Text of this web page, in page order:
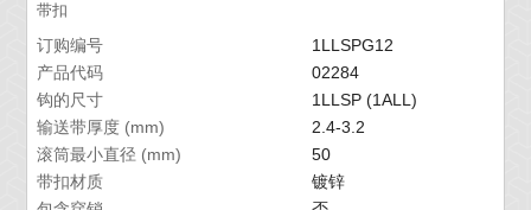
带扣
订购编号
1LLSPG12
产品代码
02284
钩的尺寸
1LLSP (1ALL)
输送带厚度 (mm)
2.4-3.2
滚筒最小直径 (mm)
50
带扣材质
镀锌